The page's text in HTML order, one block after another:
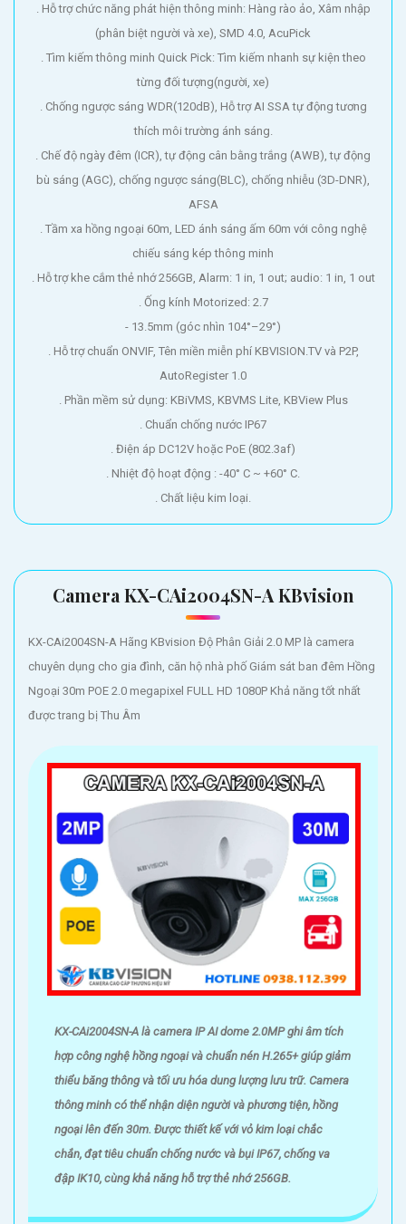
. Hỗ trợ chức năng phát hiện thông minh: Hàng rào ảo, Xâm nhập
(phân biệt người và xe), SMD 4.0, AcuPick
. Tìm kiếm thông minh Quick Pick: Tìm kiếm nhanh sự kiện theo
từng đối tượng(người, xe)
. Chống ngược sáng WDR(120dB), Hỗ trợ AI SSA tự động tương
thích môi trường ánh sáng.
. Chế độ ngày đêm (ICR), tự động cân bằng trắng (AWB), tự động
bù sáng (AGC), chống ngược sáng(BLC), chống nhiễu (3D-DNR),
AFSA
. Tầm xa hồng ngoại 60m, LED ánh sáng ấm 60m với công nghệ
chiếu sáng kép thông minh
. Hỗ trợ khe cắm thẻ nhớ 256GB, Alarm: 1 in, 1 out; audio: 1 in, 1 out
. Ống kính Motorized: 2.7
- 13.5mm (góc nhìn 104°–29°)
. Hỗ trợ chuẩn ONVIF, Tên miền miễn phí KBVISION.TV và P2P,
AutoRegister 1.0
. Phần mềm sử dụng: KBiVMS, KBVMS Lite, KBView Plus
. Chuẩn chống nước IP67
. Điện áp DC12V hoặc PoE (802.3af)
. Nhiệt độ hoạt động : -40° C ~ +60° C.
. Chất liệu kim loại.
Camera KX-CAi2004SN-A KBvision
KX-CAi2004SN-A Hãng KBvision Độ Phân Giải 2.0 MP là camera
chuyên dụng cho gia đình, căn hộ nhà phố Giám sát ban đêm Hồng
Ngoại 30m POE 2.0 megapixel FULL HD 1080P Khả năng tốt nhất
được trang bị Thu Âm
KX-CAi2004SN-A là camera IP AI dome 2.0MP ghi âm tích
hợp công nghệ hồng ngoại và chuẩn nén H.265+ giúp giảm
thiểu băng thông và tối ưu hóa dung lượng lưu trữ. Camera
thông minh có thể nhận diện người và phương tiện, hồng
ngoại lên đến 30m. Được thiết kế với vỏ kim loại chắc
chắn, đạt tiêu chuẩn chống nước và bụi IP67, chống va
đập IK10, cùng khả năng hỗ trợ thẻ nhớ 256GB.